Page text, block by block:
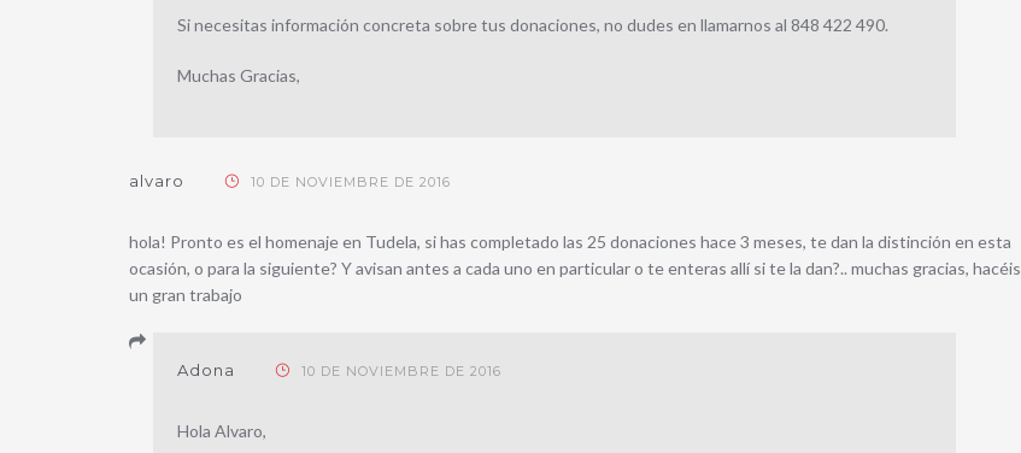
Si necesitas información concreta sobre tus donaciones, no dudes en llamarnos al 848 422 490.
Muchas Gracias,
alvaro 10 DE NOVIEMBRE DE 2016
hola! Pronto es el homenaje en Tudela, si has completado las 25 donaciones hace 3 meses, te dan la distinción en esta
ocasión, o para la siguiente? Y avisan antes a cada uno en particular o te enteras allí si te la dan?.. muchas gracias, hacéis
un gran trabajo
Adona 10 DE NOVIEMBRE DE 2016
Hola Alvaro,